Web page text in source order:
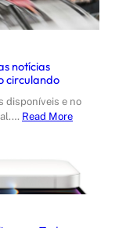
notícias
circulando
disponíveis e no
Read More